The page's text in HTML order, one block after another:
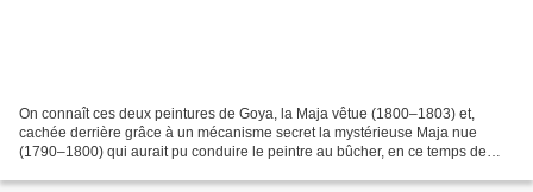
On connaît ces deux peintures de Goya, la Maja vêtue (1800–1803) et,
cachée derrière grâce à un mécanisme secret la mystérieuse Maja nue
(1790–1800) qui aurait pu conduire le peintre au bûcher, en ce temps de